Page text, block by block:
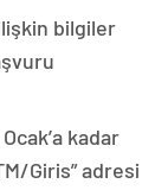
bilgiler
kadar
Giris” adresi